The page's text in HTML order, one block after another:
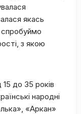
якась
спробуймо
з якою
до 35 років
народні
«Аркан»